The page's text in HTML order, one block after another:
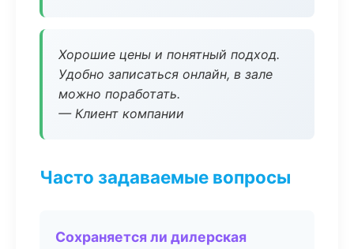
Хорошие цены и понятный подход.
Удобно записаться онлайн, в зале
можно поработать.
— Клиент компании
Часто задаваемые вопросы
Сохраняется ли дилерская